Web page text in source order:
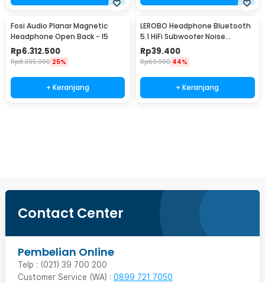
Fosi Audio Planar Magnetic
Headphone Open Back - I5
Rp6.312.500
Rp8.395.900 25%
+ Keranjang
LEROBO Headphone Bluetooth
5.1 HiFi Subwoofer Noise
Reduction 150mAh - P9
Rp39.400
Rp69.900 44%
+ Keranjang
Contact Center
Pembelian Online
Telp : (021) 39 700 200
Customer Service (WA) : 0899 721 7050